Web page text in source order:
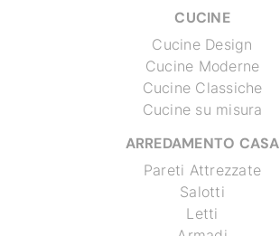
CUCINE
Cucine Design
Cucine Moderne
Cucine Classiche
Cucine su misura
ARREDAMENTO CASA
Pareti Attrezzate
Salotti
Letti